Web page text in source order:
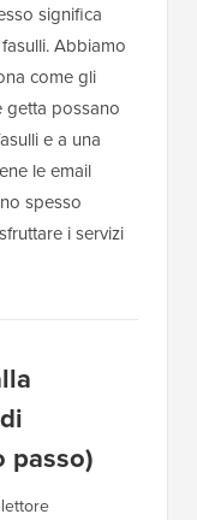
significa
Abbiamo
come gli
getta possano
e a una
le email
spesso
i servizi
passo)